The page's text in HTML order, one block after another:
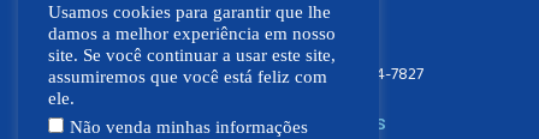
FOCO NEWS MT (66) 9.9664-7827
SIGA NOSSAS REDES SOCIAIS
Usamos cookies para garantir que lhe
damos a melhor experiência em nosso
site. Se você continuar a usar este site,
assumiremos que você está feliz com
ele.
Não venda minhas informações